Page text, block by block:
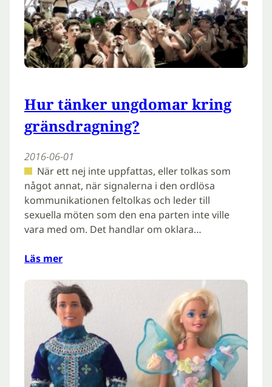
Hur tänker ungdomar kring
gränsdragning?
2016-06-01
När ett nej inte uppfattas, eller tolkas som
något annat, när signalerna i den ordlösa
kommunikationen feltolkas och leder till
sexuella möten som den ena parten inte ville
vara med om. Det handlar om oklara…
Läs mer